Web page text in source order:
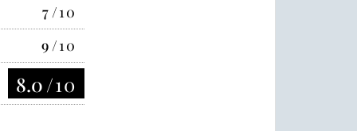
7/10
9/10
8.0/10